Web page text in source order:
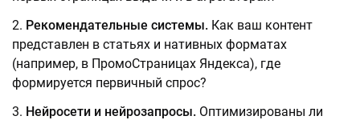
Рекомендательные системы. Как ваш контент
представлен в статьях и нативных форматах
(например, в ПромоСтраницах Яндекса), где
формируется первичный спрос?
Нейросети и нейрозапросы. Оптимизированы ли